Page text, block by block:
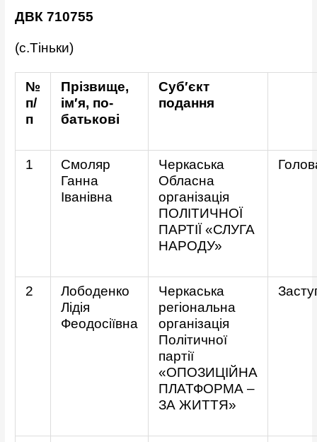
ДВК 710755
(с.Тіньки)
№
п/
п
Прізвище,
ім′я, по-
батькові
Суб′єкт
подання
1
Смоляр
Ганна
Іванівна
Черкаська
Обласна
організація
ПОЛІТИЧНОЇ
ПАРТІЇ «СЛУГА
НАРОДУ»
2
Лободенко
Лідія
Феодосіївна
Черкаська
регіональна
організація
Політичної
партії
«ОПОЗИЦІЙНА
ПЛАТФОРМА –
ЗА ЖИТТЯ»